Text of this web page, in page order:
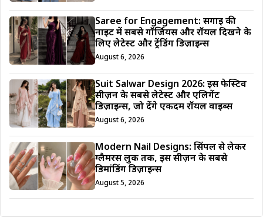
Saree for Engagement: सगाई की
नाइट में सबसे गॉर्जियस और रॉयल दिखने के
लिए लेटेस्ट और ट्रेंडिंग डिज़ाइन्स
August 6, 2026
Suit Salwar Design 2026: इस फेस्टिव
सीज़न के सबसे लेटेस्ट और एलिगेंट
डिज़ाइन्स, जो देंगे एकदम रॉयल वाइब्स
August 6, 2026
Modern Nail Designs: सिंपल से लेकर
ग्लैमरस लुक तक, इस सीज़न के सबसे
डिमांडिंग डिज़ाइन्स
August 5, 2026